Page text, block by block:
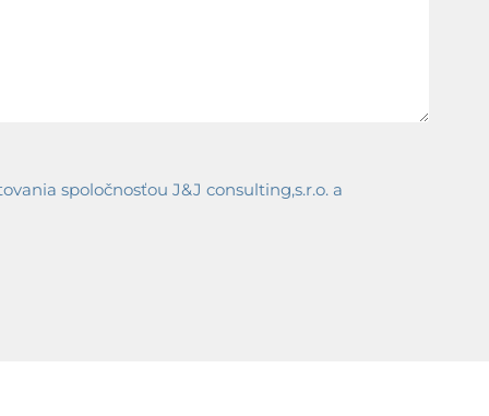
spoločnosťou J&J consulting,s.r.o. a